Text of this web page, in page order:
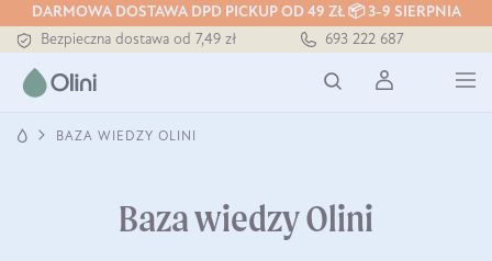
DARMOWA DOSTAWA DPD PICKUP OD 49 ZŁ 📦 3-9 SIERPNIA
Bezpieczna dostawa od 7,49 zł
Darmowa dostawa od 199 zł
Tłoczony zawsze na zimno
693 222 687
BAZA WIEDZY OLINI
Baza wiedzy Olini